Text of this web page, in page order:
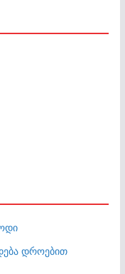
დროებით